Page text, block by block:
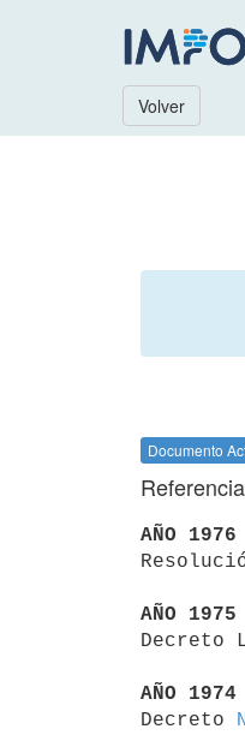
Volver
Documento
AÑO 1976
AÑO 1975
Decreto
AÑO 1974
Decreto